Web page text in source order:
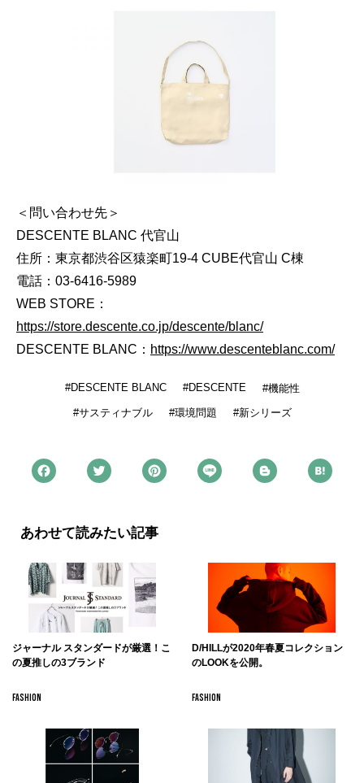
＜問い合わせ先＞
DESCENTE BLANC 代官山
住所：東京都渋谷区猿楽町19-4 CUBE代官山 C棟
電話：03-6416-5989
WEB STORE：
https://store.descente.co.jp/descente/blanc/
DESCENTE BLANC： https://www.descenteblanc.com/
DESCENTE BLANC DESCENTE
機能性
サスティナブル
環境問題 新シリーズ
あわせて読みたい記事
ジャーナル スタンダードが厳選！こ
の夏推しの3ブランド
FASHION
D/HILLが2020年春夏コレクション
のLOOKを公開。
FASHION